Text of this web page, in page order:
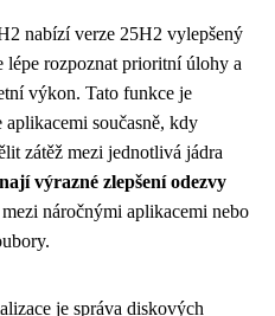
nabízí verze 25H2 vylepšený
lépe rozpoznat prioritní úlohy a
výkon. Tato funkce je
současně, kdy
zátěž mezi jednotlivá jádra
výrazné zlepšení odezvy
náročnými aplikacemi nebo
je správa diskových